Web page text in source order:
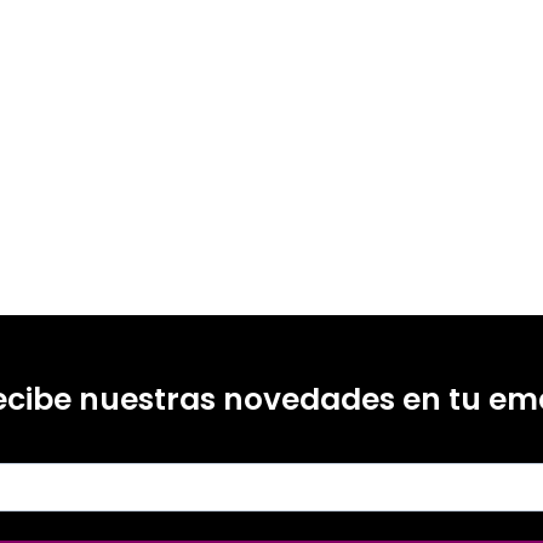
nuestras novedades en tu